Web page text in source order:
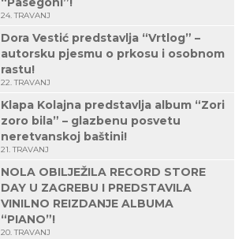
24. TRAVANJ
Dora Vestić predstavlja “Vrtlog” –
autorsku pjesmu o prkosu i osobnom
rastu!
22. TRAVANJ
Klapa Kolajna predstavlja album “Zori
zoro bila” – glazbenu posvetu
neretvanskoj baštini!
21. TRAVANJ
NOLA OBILJEŽILA RECORD STORE
DAY U ZAGREBU I PREDSTAVILA
VINILNO REIZDANJE ALBUMA
“PIANO”!
20. TRAVANJ